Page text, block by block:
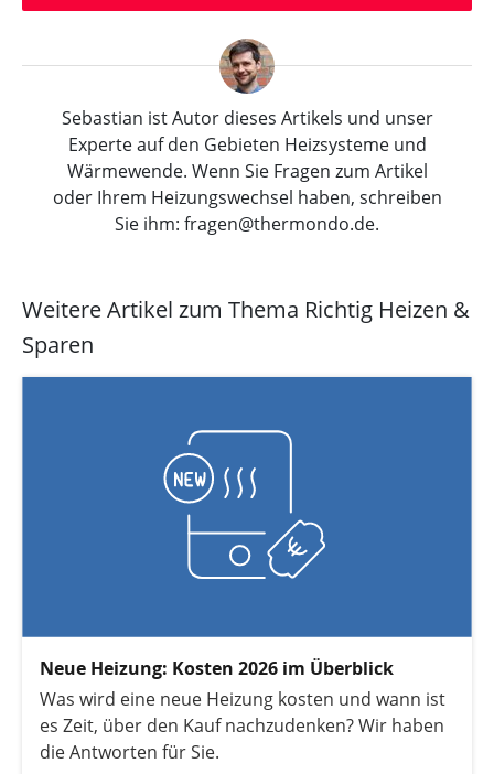
Sebastian ist Autor dieses Artikels und unser
Experte auf den Gebieten Heizsysteme und
Wärmewende. Wenn Sie Fragen zum Artikel
oder Ihrem Heizungswechsel haben, schreiben
Sie ihm: fragen@thermondo.de.
Weitere Artikel zum Thema Richtig Heizen &
Sparen
Neue Heizung: Kosten 2026 im Überblick
Was wird eine neue Heizung kosten und wann ist
es Zeit, über den Kauf nachzudenken? Wir haben
die Antworten für Sie.